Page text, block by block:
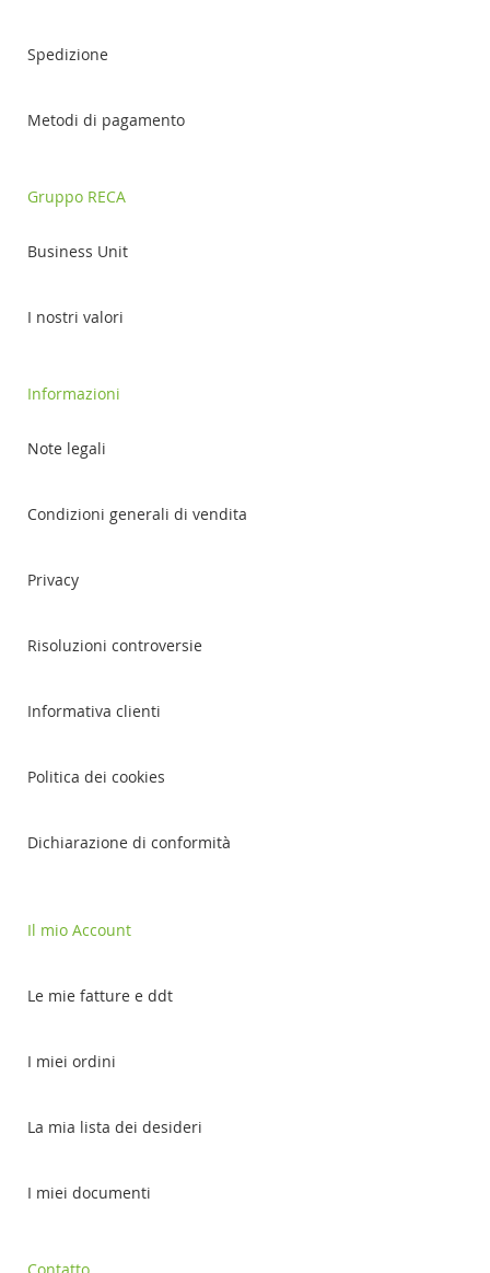
Spedizione
Metodi di pagamento
Gruppo RECA
Business Unit
I nostri valori
Informazioni
Note legali
Condizioni generali di vendita
Privacy
Risoluzioni controversie
Informativa clienti
Politica dei cookies
Dichiarazione di conformità
Il mio Account
Le mie fatture e ddt
I miei ordini
La mia lista dei desideri
I miei documenti